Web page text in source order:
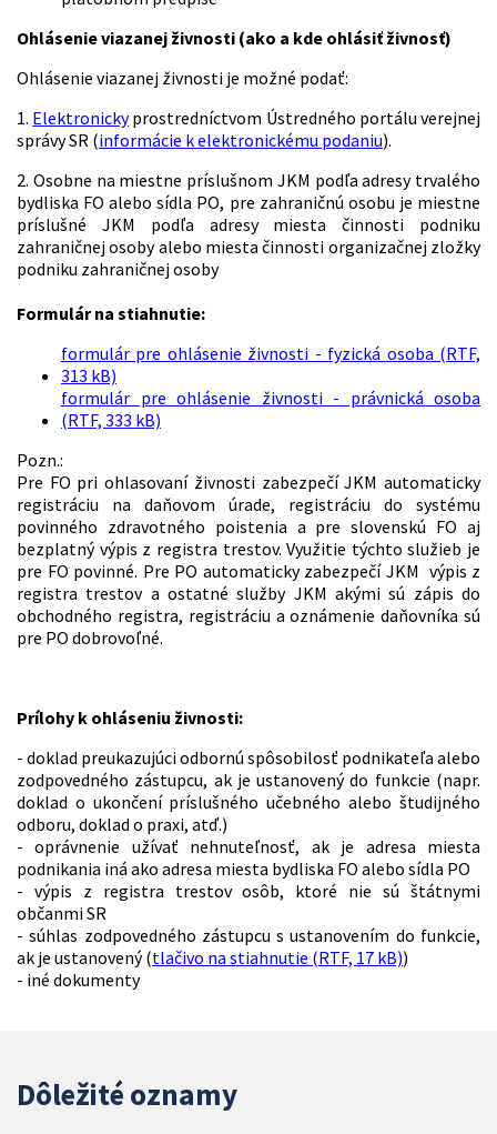
Ohlásenie viazanej živnosti (ako a kde ohlásiť živnosť)
Ohlásenie viazanej živnosti je možné podať:
1. Elektronickyprostredníctvom Ústredného portálu verejnej
správy SR (informácie k elektronickému podaniu).
2. Osobne na miestne príslušnom JKM podľa adresy trvalého
bydliska FO alebo sídla PO, pre zahraničnú osobu je miestne
príslušné JKM podľa adresy miesta činnosti podniku
zahraničnej osoby alebo miesta činnosti organizačnej zložky
podniku zahraničnej osoby
Formulár na stiahnutie:
formulár pre ohlásenie živnosti - fyzická osoba (RTF,
313 kB)
formulár pre ohlásenie živnosti - právnická osoba
(RTF, 333 kB)
Pozn.:
Pre FO pri ohlasovaní živnosti zabezpečí JKM automaticky
registráciu na daňovom úrade, registráciu do systému
povinného zdravotného poistenia a pre slovenskú FO aj
bezplatný výpis z registra trestov. Využitie týchto služieb je
pre FO povinné. Pre PO automaticky zabezpečí JKM výpis z
registra trestov a ostatné služby JKM akými sú zápis do
obchodného registra, registráciu a oznámenie daňovníka sú
pre PO dobrovoľné.
Prílohy k ohláseniu živnosti:
- doklad preukazujúci odbornú spôsobilosť podnikateľa alebo
zodpovedného zástupcu, ak je ustanovený do funkcie (napr.
doklad o ukončení príslušného učebného alebo študijného
odboru, doklad o praxi, atď.)
- oprávnenie užívať nehnuteľnosť, ak je adresa miesta
podnikania iná ako adresa miesta bydliska FO alebo sídla PO
- výpis z registra trestov osôb, ktoré nie sú štátnymi
občanmi SR
- súhlas zodpovedného zástupcu s ustanovením do funkcie,
ak je ustanovený (tlačivo na stiahnutie (RTF, 17 kB))
- iné dokumenty
Dôležité oznamy